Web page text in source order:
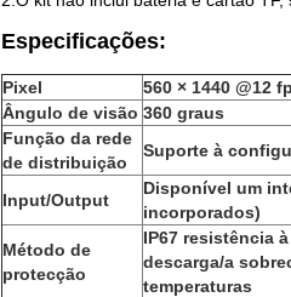
Especificações:
Pixel
560 × 1440 @12
Ângulo de visão 360 graus
Função da rede
de distribuição
Suporte à
Input/Output
Disponível um
incorporados)
Método de
protecção
IP67 resistência
descarga/a
temperaturas